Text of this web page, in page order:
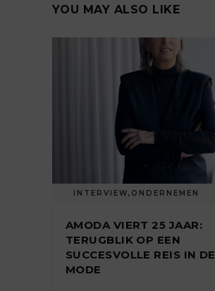
YOU MAY ALSO LIKE
INTERVIEW, ONDERNEMEN
AMODA VIERT 25 JAAR:
TERUGBLIK OP EEN
SUCCESVOLLE REIS IN DE
MODE